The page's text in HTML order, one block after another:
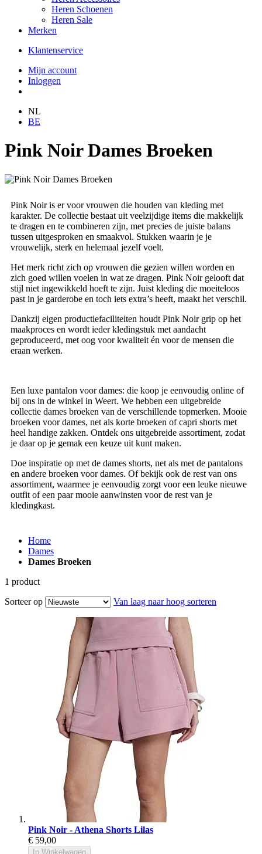
Heren Schoenen
Heren Sale
Merken
Klantenservice
Mijn account
Inloggen
NL
BE
Pink Noir Dames Broeken
Pink Noir is er voor vrouwen die houden van kleding met
karakter. De collectie bestaat uit veelzijdige items die makkelijk
te dragen en te combineren zijn, met precies de juiste balans
tussen uitgesproken en smaakvol. Stukken waarin je je
vrouwelijk, sterk en helemaal jezelf voelt.
Het merk richt zich op vrouwen die gezien willen worden en
zich goed willen voelen in wat ze dragen. Pink Noir gelooft dat
stijl niet ingewikkeld hoeft te zijn. Juist kleding die moeiteloos
past in je garderobe en toch iets extra’s heeft, maakt het verschil.
Dankzij eigen productiefaciliteiten houdt Pink Noir grip op het
maakproces en wordt ieder kledingstuk met aandacht
geproduceerd, met oog voor kwaliteit én voor de mensen die
eraan werken.
Een luxe pantalon voor dames: die koop je eenvoudig online of
bij ons in de winkel in Weert. We hebben een uitgebreide
collectie dames broeken van de verschillende topmerken. Mooie
broeken voor dames, net als korte broeken of capri shorts met
heel handige zakken. Ontdek ons uitgebreide assortiment, zodat
je daar op je gemak een keuze uit kunt maken.
Doe inspiratie op met de dames shorts, net als met de pantalons
en andere broeken voor dames. Of bekijk ook de rest van ons
assortiment, waarmee je eenvoudig zorgt voor een leuke nieuwe
outfit of een paar mooie aanwinsten voor de rest van je
kledingkast.
Home
Dames
Dames Broeken
1 product
Sorteer op
Van laag naar hoog sorteren
Pink Noir - Athena Shorts Lilas
€ 59,00
In Winkelwagen